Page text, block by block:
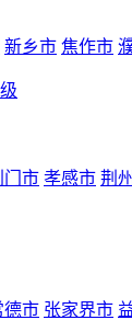
新乡市 焦作市
门市 孝感市 荆
德市 张家界市